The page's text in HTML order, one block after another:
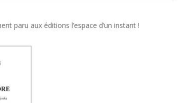
paru aux éditions l’espace d’un instant !